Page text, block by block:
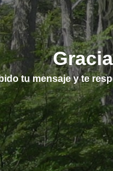
tu mensaje y te